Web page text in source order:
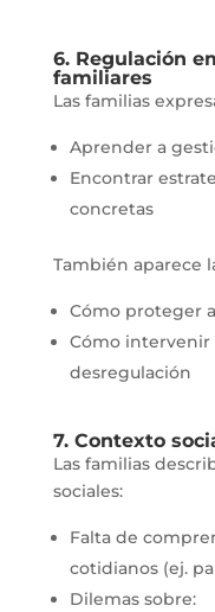
6. Regulación
familiares
Las familias
Aprender a
Encontrar
concretas
También aparece
Cómo proteger
Cómo
desregulación
7. Contexto
Las familias
sociales:
Falta de
cotidianos (ej.
Dilemas sobre: